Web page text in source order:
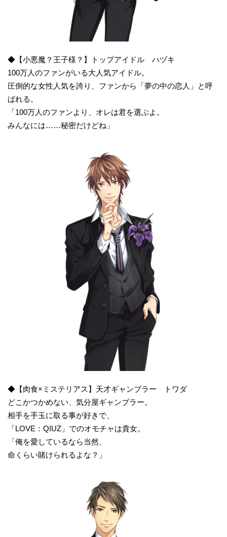
◆【小悪魔？王子様？】トップアイドル ハヅキ
100万人のファンがいる大人気アイドル。
圧倒的な女性人気を誇り、ファンから「夢の中の恋人」と呼
ばれる。
「100万人のファンより、オレは君を選ぶよ。
みんなには……秘密だけどね」
◆【肉食×ミステリアス】天才ギャンブラー トワダ
どこかつかめない、気分屋ギャンブラー。
相手を手玉に取る事が好きで、
「LOVE：QIUZ」でのオモチャは貴女。
「俺を愛しているなら当然、
命くらい賭けられるよな？」